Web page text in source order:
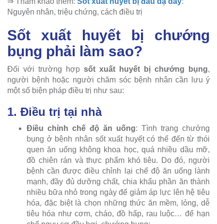
Nguyên nhân, triệu chứng, cách điều trị
Sốt xuất huyết bị chướng
bụng phải làm sao?
Đối với trường hợp sốt xuất huyết bị chướng bụng,
người bệnh hoặc người chăm sóc bệnh nhân cần lưu ý
một số biện pháp điều trị như sau:
1. Điều trị tại nhà
Điều chỉnh chế độ ăn uống: Tình trạng chướng
bụng ở bệnh nhân sốt xuất huyết có thể đến từ thói
quen ăn uống không khoa học, quá nhiều dầu mỡ,
đồ chiên rán và thực phẩm khó tiêu. Do đó, người
bệnh cần được điều chỉnh lại chế độ ăn uống lành
mạnh, đầy đủ dưỡng chất, chia khẩu phần ăn thành
nhiều bữa nhỏ trong ngày để giảm áp lực lên hệ tiêu
hóa, đặc biệt là chọn những thức ăn mềm, lỏng, dễ
tiêu hóa như cơm, cháo, đồ hấp, rau luộc… để hạn